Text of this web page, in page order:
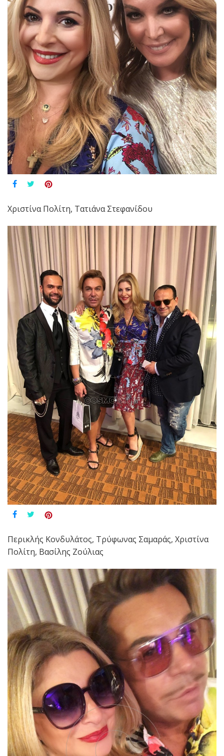
Xριστίνα Πολίτη, Τατιάνα Στεφανίδου
Περικλής Κονδυλάτος, Τρύφωνας Σαμαράς, Χριστίνα
Πολίτη, Βασίλης Ζούλιας